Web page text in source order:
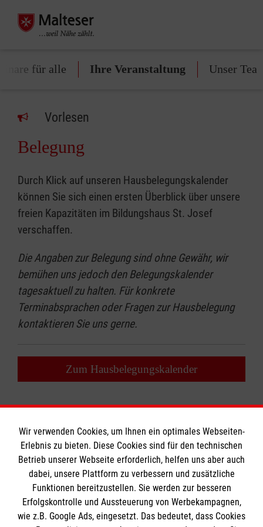
für alle Ihre Veranstaltung Unser
Vorlesen
Belegung
Durch Klick auf unseren Hausbelegungskalender
können Sie sich einen ersten Überblick über unsere
freien Kapazitäten im Bildungshaus St. Josef
verschaffen.
Die Angaben zur Belegung sind ohne Gewähr, wir
bemühen uns jedoch den Belegungskalender
tagesaktuell zu halten. Für konkrete
Terminabsprachen oder Fragen zur Hausbelegung
kontaktieren Sie uns gerne.
Zum Hausbelegungskalender
Informationen
Impressum
Datenschutz
Wir verwenden Cookies, um Ihnen ein optimales Webseiten-
Erlebnis zu bieten. Diese Cookies sind für den technischen
Betrieb unserer Webseite erforderlich, helfen uns aber auch
dabei, unsere Plattform zu verbessern und zusätzliche
Funktionen bereitzustellen. Sie werden zur besseren
Erfolgskontrolle und Aussteuerung von Werbekampagnen,
wie z.B. Google Ads, eingesetzt. Das bedeutet, dass Cookies